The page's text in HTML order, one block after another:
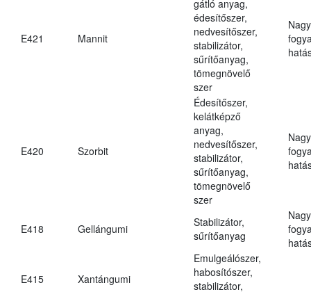
E421 Mannit
gátló anyag,
édesítőszer,
nedvesítőszer,
stabilizátor,
sűrítőanyag,
tömegnövelő
szer
E420 Szorbit
Édesítőszer,
kelátképző
anyag,
nedvesítőszer,
stabilizátor,
sűrítőanyag,
tömegnövelő
szer
E418 Gellángumi
Stabilizátor,
sűrítőanyag
E415 Xantángumi
Emulgeálószer,
habosítószer,
stabilizátor,